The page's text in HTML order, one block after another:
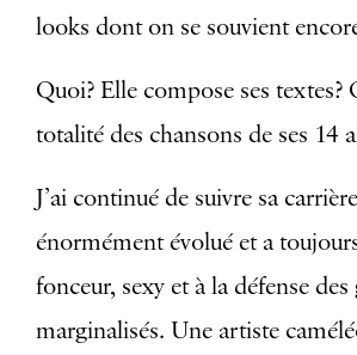
looks dont on se souvient
Quoi? Elle compose ses textes?
totalité des chansons de ses 14
J’ai continué de suivre sa
énormément évolué et a
fonceur, sexy et à la défense
marginalisés. Une artiste